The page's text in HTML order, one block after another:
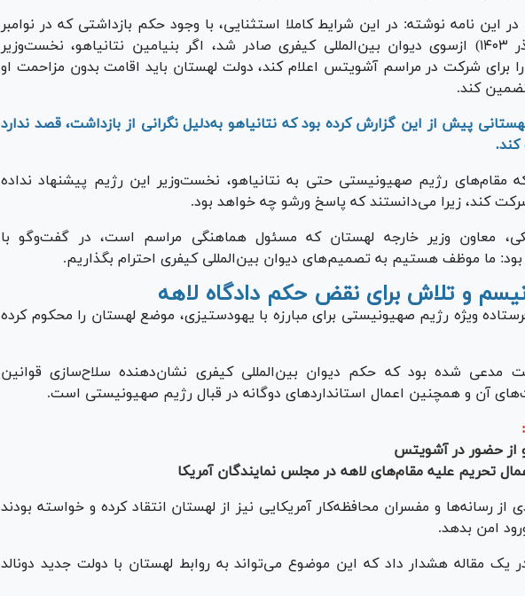
این نامه نوشته: در این شرایط کاملا استثنایی، با وجود حکم بازداشتی که در نوامبر
سال گذشته (آبان/آذر ۱۴۰۳) ازسوی دیوان بین‌المللی کیفری صادر شد، اگر بنیامین نتانیاهو، نخست‌وزیر
را برای شرکت در مراسم آشویتس اعلام کند، دولت لهستان باید اقامت بدون مزاحمت او
کند.
پیش از این گزارش کرده بود که نتانیاهو به‌دلیل نگرانی از بازداشت، قصد ندارد
مقام‌های رژیم صهیونیستی حتی به نتانیاهو، نخست‌وزیر این رژیم پیشنهاد نداده
کند، زیرا می‌دانستند که پاسخ ورشو چه خواهد بود.
معاون وزیر خارجه لهستان که مسئول هماهنگی مراسم است، در گفت‌و‌گو با
و تلاش برای نقض حکم دادگاه لاهه
ویژه رژیم صهیونیستی برای مبارزه با یهودستیزی، موضع لهستان را محکوم کرده
مدعی شده بود که حکم دیوان بین‌المللی کیفری نشان‌دهنده سلاح‌سازی قوانین
آن و همچنین اعمال استاندارد‌های دوگانه در قبال رژیم صهیونیستی است.
از حضور در آشویتس
تحریم علیه مقام‌های لاهه در مجلس نمایندگان آمریکا
از رسانه‌ها و مفسران محافظه‌کار آمریکایی نیز از لهستان انتقاد کرده و خواسته بودند
امن بدهد.
در یک مقاله هشدار داد که این موضوع می‌تواند به روابط لهستان با دولت جدید دونالد